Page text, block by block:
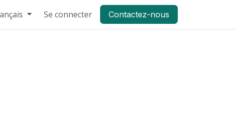
À propos Blog FAQ Aide
Se connecter Contactez-nous